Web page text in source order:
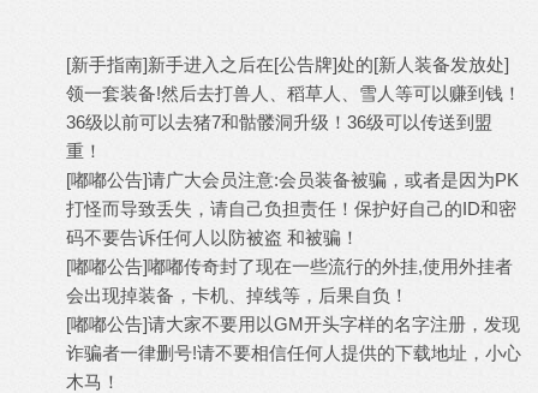
[新手指南]新手进入之后在[公告牌]处的[新人装备发放处]
领一套装备!然后去打兽人、稻草人、雪人等可以赚到钱！
36级以前可以去猪7和骷髅洞升级！36级可以传送到盟
重！
[嘟嘟公告]请广大会员注意:会员装备被骗，或者是因为PK
打怪而导致丢失，请自己负担责任！保护好自己的ID和密
码不要告诉任何人以防被盗 和被骗！
[嘟嘟公告]嘟嘟传奇封了现在一些流行的外挂,使用外挂者
会出现掉装备，卡机、掉线等，后果自负！
[嘟嘟公告]请大家不要用以GM开头字样的名字注册，发现
诈骗者一律删号!请不要相信任何人提供的下载地址，小心
木马！